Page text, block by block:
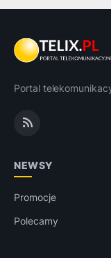
Portal
NEWSY
Promocje
Polecamy